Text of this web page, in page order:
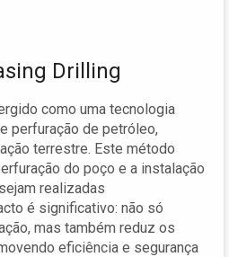
Drilling
como uma tecnologia
perfuração de petróleo,
terrestre. Este método
do poço e a instalação
realizadas
é significativo: não só
mas também reduz os
eficiência e segurança